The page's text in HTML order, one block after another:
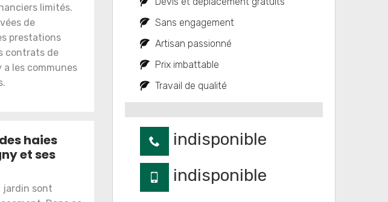
limités.
de
prestations
contrats de
les communes
haies
et ses
jardin sont
Sans engagement
Artisan passionné
Prix imbattable
Travail de qualité
indisponible
indisponible